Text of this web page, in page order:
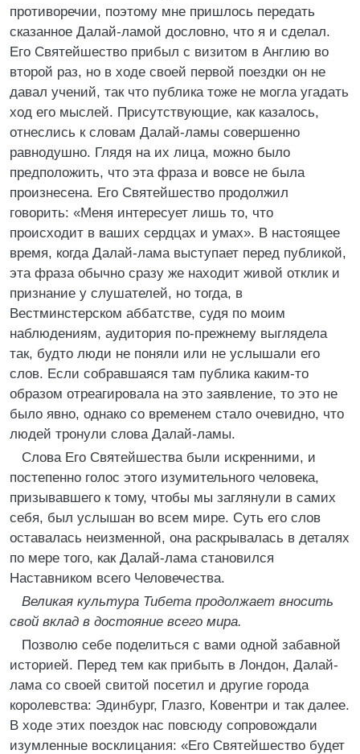
противоречии, поэтому мне пришлось передать
сказанное Далай-ламой дословно, что я и сделал.
Его Святейшество прибыл с визитом в Англию во
второй раз, но в ходе своей первой поездки он не
давал учений, так что публика тоже не могла угадать
ход его мыслей. Присутствующие, как казалось,
отнеслись к словам Далай-ламы совершенно
равнодушно. Глядя на их лица, можно было
предположить, что эта фраза и вовсе не была
произнесена. Его Святейшество продолжил
говорить: «Меня интересует лишь то, что
происходит в ваших сердцах и умах». В настоящее
время, когда Далай-лама выступает перед публикой,
эта фраза обычно сразу же находит живой отклик и
признание у слушателей, но тогда, в
Вестминстерском аббатстве, судя по моим
наблюдениям, аудитория по-прежнему выглядела
так, будто люди не поняли или не услышали его
слов. Если собравшаяся там публика каким-то
образом отреагировала на это заявление, то это не
было явно, однако со временем стало очевидно, что
людей тронули слова Далай-ламы.
Слова Его Святейшества были искренними, и
постепенно голос этого изумительного человека,
призывавшего к тому, чтобы мы заглянули в самих
себя, был услышан во всем мире. Суть его слов
оставалась неизменной, она раскрывалась в деталях
по мере того, как Далай-лама становился
Наставником всего Человечества.
Великая культура Тибета продолжает вносить
свой вклад в достояние всего мира.
Позволю себе поделиться с вами одной забавной
историей. Перед тем как прибыть в Лондон, Далай-
лама со своей свитой посетил и другие города
королевства: Эдинбург, Глазго, Ковентри и так далее.
В ходе этих поездок нас повсюду сопровождали
изумленные восклицания: «Его Святейшество будет